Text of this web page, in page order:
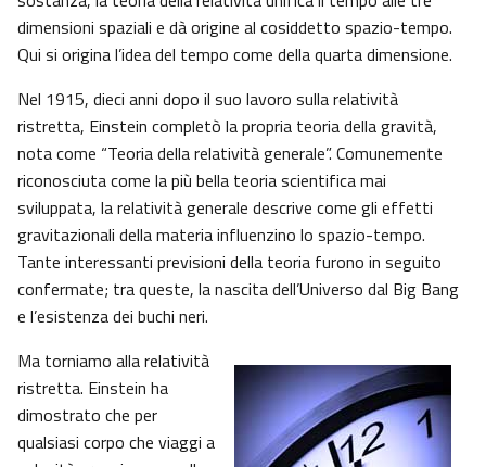
dimensioni spaziali e dà origine al cosiddetto spazio-tempo.
Qui si origina l’idea del tempo come della quarta dimensione.
Nel 1915, dieci anni dopo il suo lavoro sulla relatività
ristretta, Einstein completò la propria teoria della gravità,
nota come “Teoria della relatività generale”. Comunemente
riconosciuta come la più bella teoria scientifica mai
sviluppata, la relatività generale descrive come gli effetti
gravitazionali della materia influenzino lo spazio-tempo.
Tante interessanti previsioni della teoria furono in seguito
confermate; tra queste, la nascita dell’Universo dal Big Bang
e l’esistenza dei buchi neri.
Ma torniamo alla relatività
ristretta. Einstein ha
dimostrato che per
qualsiasi corpo che viaggi a